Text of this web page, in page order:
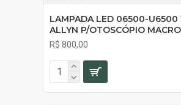
LAMPADA LED 06500-U6500
ALLYN P/OTOSCÓPIO
R$ 800,00